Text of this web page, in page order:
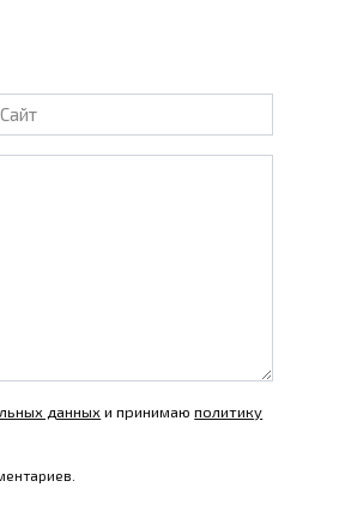
данных и принимаюполитику